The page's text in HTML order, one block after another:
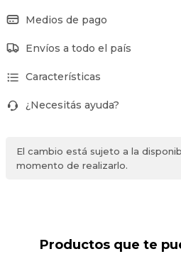
Medios de pago
Envíos a todo el país
Características
¿Necesitás ayuda?
El cambio está sujeto a la
momento de realizarlo.
Productos que te